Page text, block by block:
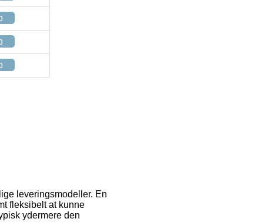
leveringsmodeller. En
fleksibelt at kunne
ydermere den